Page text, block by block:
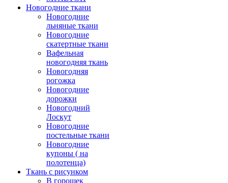
Новогодние ткани
Новогодние
льняные ткани
Новогодние
скатертные ткани
Вафельная
новогодняя ткань
Новогодняя
рогожка
Новогодние
дорожки
Новогодний
Лоскут
Новогодние
постельные ткани
Новогодние
купоны ( на
полотенца)
Ткань с рисунком
В горошек